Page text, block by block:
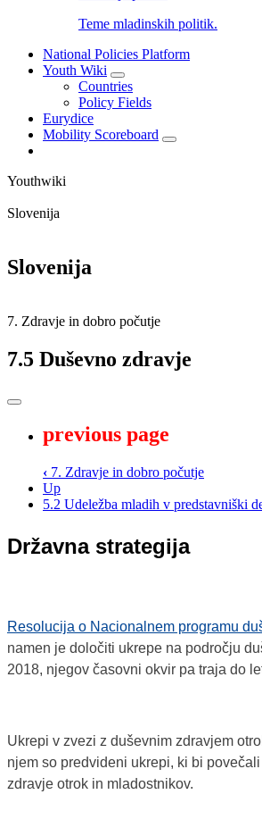
Teme mladinskih politik.
National Policies Platform
Youth Wiki
Countries
Policy Fields
Eurydice
Mobility Scoreboard
Youthwiki
Slovenija
Slovenija
7. Zdravje in dobro počutje
7.5 Duševno zdravje
previous page
‹ 7. Zdravje in dobro počutje
Up
5.2 Udeležba mladih v predstavniški
Državna strategija
Resolucija o Nacionalnem programu
namen je določiti ukrepe na področju
2018, njegov časovni okvir pa traja do
Ukrepi v zvezi z duševnim zdravjem
njem so predvideni ukrepi, ki bi
zdravje otrok in mladostnikov.